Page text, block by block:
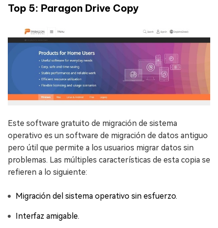
Top 5: Paragon Drive Copy
Este software gratuito de migración de sistema
operativo es un software de migración de datos antiguo
pero útil que permite a los usuarios migrar datos sin
problemas. Las múltiples características de esta copia se
refieren a lo siguiente:
Migración del sistema operativo sin esfuerzo.
Interfaz amigable.